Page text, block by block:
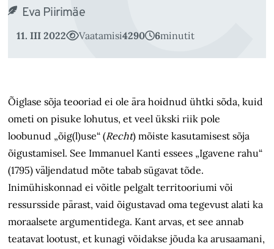
Eva Piirimäe
11. III 2022 Vaatamisi4290 6minutit
Õiglase sõja teooriad ei ole ära hoidnud ühtki sõda, kuid
ometi on pisuke lohutus, et veel ükski riik pole
loobunud „õig(l)use“ (Recht) mõiste kasutamisest sõja
õigustamisel. See Immanuel Kanti essees „Igavene rahu“
(1795) väljendatud mõte tabab sügavat tõde.
Inimühiskonnad ei võitle pelgalt territooriumi või
ressursside pärast, vaid õigustavad oma tegevust alati ka
moraalsete argumentidega. Kant arvas, et see annab
teatavat lootust, et kunagi võidakse jõuda ka arusaamani,